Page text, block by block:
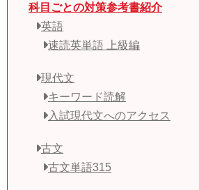
科目ごとの対策参考書紹介
英語
速読英単語 上級編
現代文
キーワード読解
入試現代文へのアクセス
古文
古文単語315